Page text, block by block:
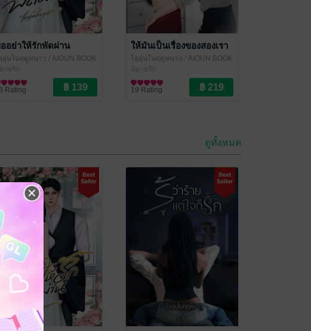
อย่าให้รักพัดผ่าน
อุ่นในฤดูหนาว / AIOUN BOOK
ยายรัก
Rating
ให้มันเป็นเรื่องของสองเรา
ไออุ่นในฤดูหนาว / AIOUN BOOK
นิยายรัก
19 Rating
ดูทั้งหมด